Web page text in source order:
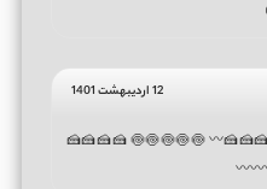
12 اردیبهشت 1401
🍰🍰🍰〰 🍥🍥🍥🍥🍥 🍰🍰🍰🍰
🍰